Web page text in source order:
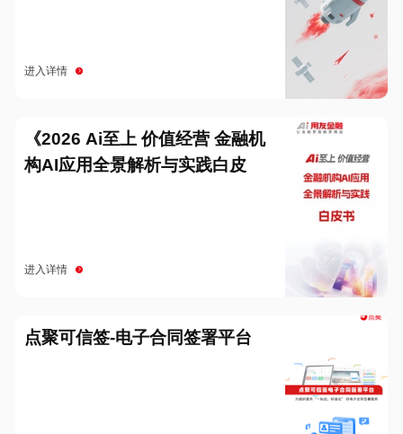
进入详情
《2026 Ai至上 价值经营 金融机
构AI应用全景解析与实践白皮
进入详情
点聚可信签-电子合同签署平台